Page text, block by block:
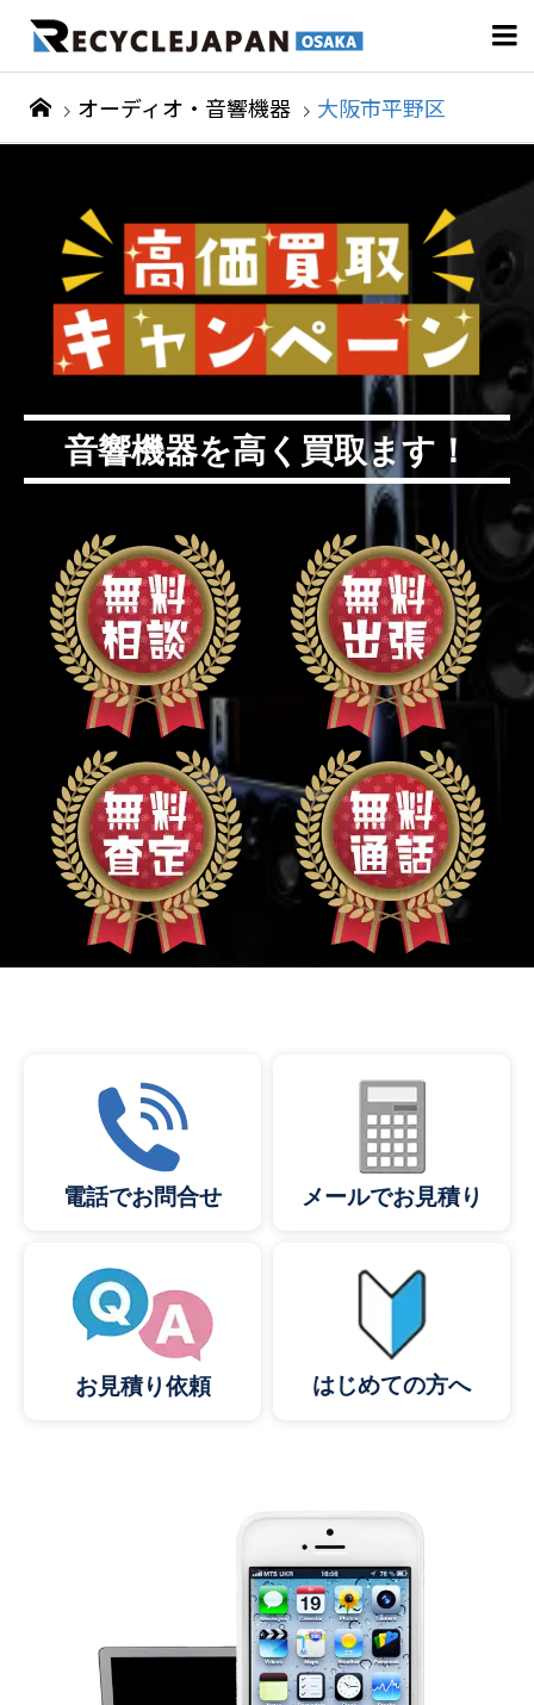

オーディオ・音響機器 大阪市平野区
音響機器を高く買取ます！
電話でお問合せ メールでお見積り
お見積り依頼 はじめての方へ